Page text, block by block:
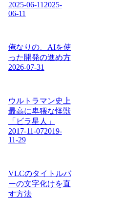
2025-06-11 2025-
06-11
俺なりの、AIを使
った開発の進め方
2026-07-31
ウルトラマン史上
最高に卑猥な怪獣
「ビラ星人」
2017-11-072019-
11-29
VLCのタイトルバ
ーの文字化けを直
す方法